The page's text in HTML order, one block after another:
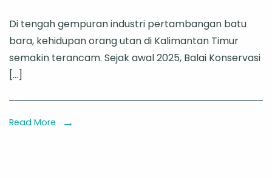
di
Tengah
Konflik:
Di tengah gempuran industri pertambangan batu
bara, kehidupan orang utan di Kalimantan Timur
semakin terancam. Sejak awal 2025, Balai Konservasi
[…]
Read More